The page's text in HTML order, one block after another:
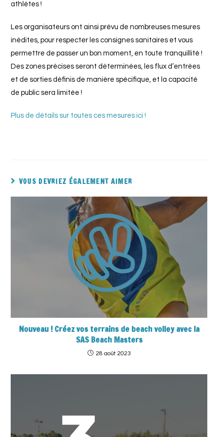
athlètes !
Les organisateurs ont ainsi prévu de nombreuses mesures
inédites, pour respecter les consignes sanitaires et vous
permettre de passer un bon moment, en toute tranquillité !
Des zones précises seront déterminées, les flux d’entrées
et de sorties définis de manière spécifique, et la capacité
de public sera limitée !
Plus de détails sur toutes ces mesures ici !
VOUS DEVRIEZ ÉGALEMENT AIMER
Nouveau ! Créez vos terrains de beach volley avec la
SAS Beach Masters
28 août 2023